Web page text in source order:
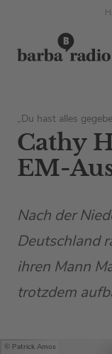
„Du hast alles
Cathy
EM-
Nach der
Deutschland
ihren Mann
trotzdem
Patrick Amos